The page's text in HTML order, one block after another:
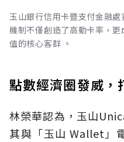
玉山銀行信用卡暨支付金融
機制不僅創造了高動卡率，
值的核心客群 。
點數經濟圈發威，
林榮華認為，玉山
其與「玉山 Wallet」